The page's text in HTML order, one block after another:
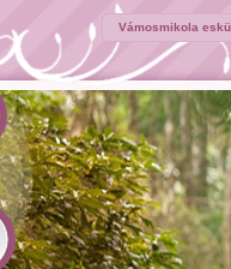
Vámosmikola